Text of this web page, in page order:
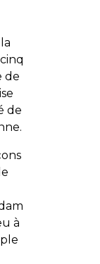
de
de
à